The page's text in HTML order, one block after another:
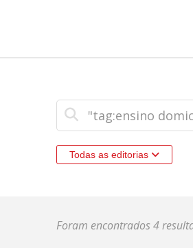
Todas as editorias
Foram encontrados 4